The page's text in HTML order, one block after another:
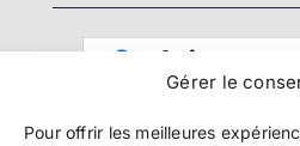
Gérer le
Pour offrir les meilleures